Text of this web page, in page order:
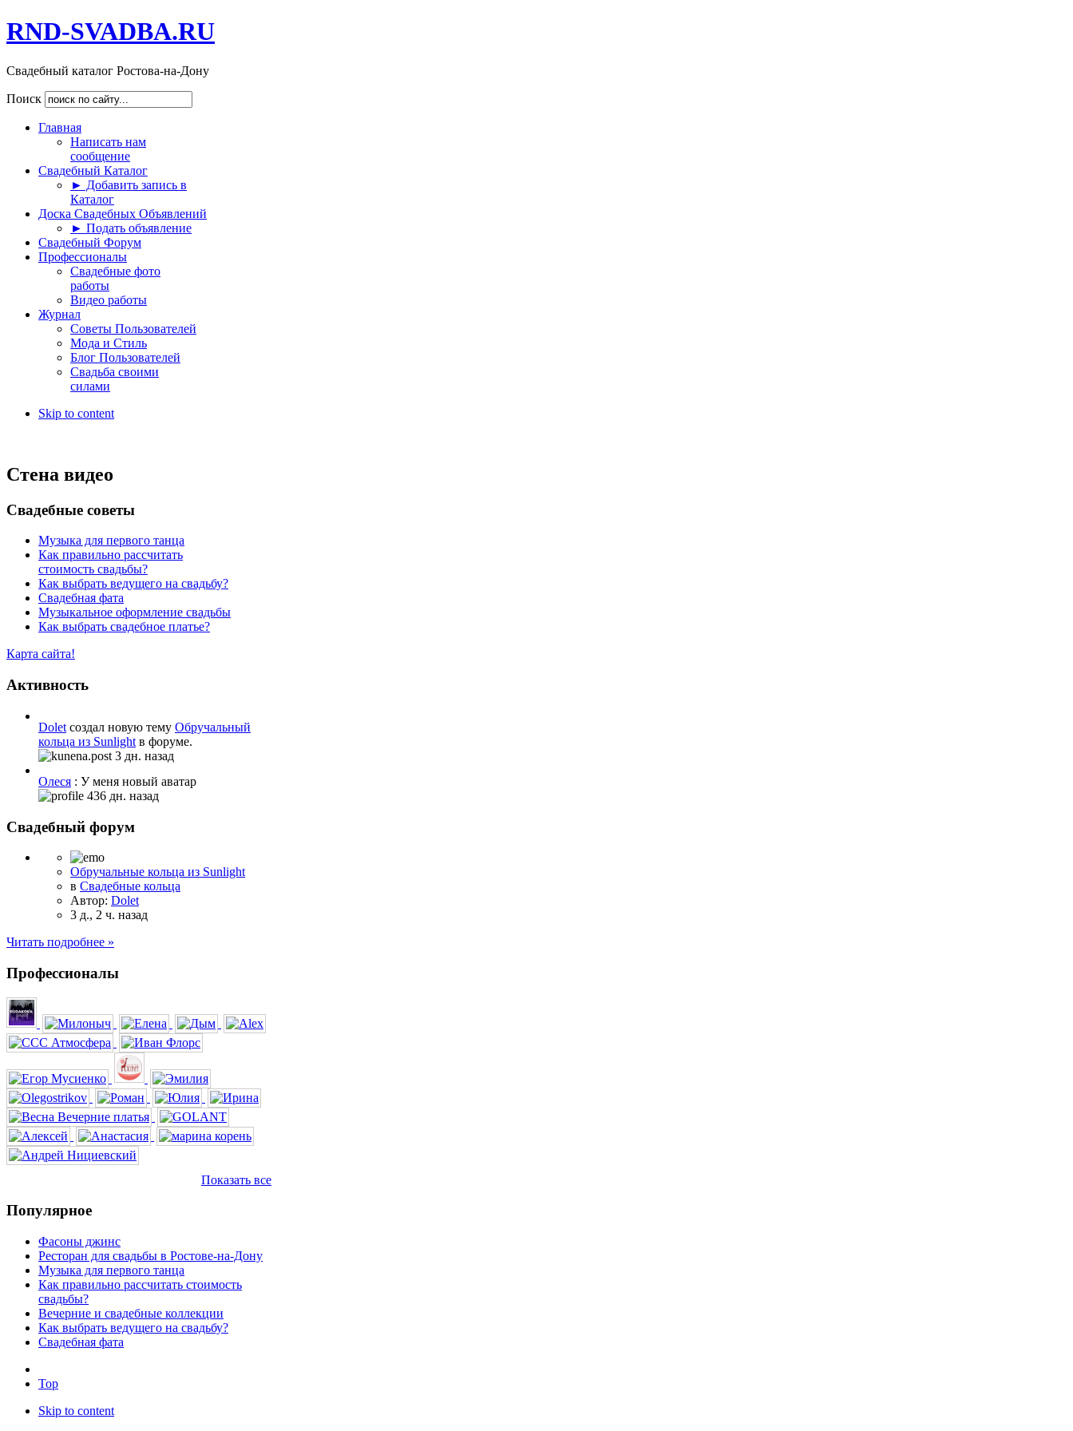
RND-SVADBA.RU
Свадебный каталог Ростова-на-Дону
Поиск
Главная
Написать нам
сообщение
Свадебный Каталог
► Добавить запись в
Каталог
Доска Свадебных Объявлений
► Подать объявление
Свадебный Форум
Профессионалы
Свадебные фото
работы
Видео работы
Журнал
Советы Пользователей
Мода и Стиль
Блог Пользователей
Свадьба своими
силами
Skip to content
Стена видео
Свадебные советы
Музыка для первого танца
Как правильно рассчитать
стоимость свадьбы?
Как выбрать ведущего на свадьбу?
Свадебная фата
Музыкальное оформление свадьбы
Как выбрать свадебное платье?
Карта сайта!
Активность
Dolet создал новую тему Обручальный
кольца из Sunlight в форуме.
3 дн. назад
Олеся : У меня новый аватар
436 дн. назад
Свадебный форум
Обручальные кольца из Sunlight
в Свадебные кольца
Автор: Dolet
3 д., 2 ч. назад
Читать подробнее »
Профессионалы
Показать все
Популярное
Фасоны джинс
Ресторан для свадьбы в Ростове-на-Дону
Музыка для первого танца
Как правильно рассчитать стоимость
свадьбы?
Вечерние и свадебные коллекции
Как выбрать ведущего на свадьбу?
Свадебная фата
Top
Skip to content